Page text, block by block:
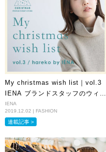
My christmas wish list｜vol.3
IENA ブランドスタッフのウィッ
シュリスト
IENA
2019.12.02 | FASHION
連載記事 >